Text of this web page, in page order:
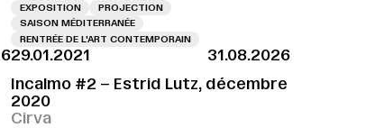
EXPOSITION
PROJECTION
SAISON MÉDITERRANÉE
RENTRÉE DE L'ART CONTEMPORAIN
29.01.2021
31.08.2026
Incalmo #2 – Estrid Lutz, décembre
2020
Cirva